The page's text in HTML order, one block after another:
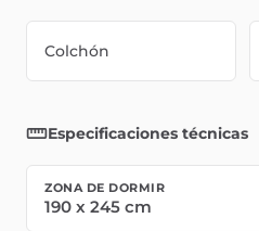
Colchón
Especificaciones técnicas
ZONA DE DORMIR
190 x 245 cm